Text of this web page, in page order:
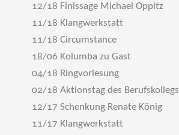
12/18 Finissage Michael Oppitz
11/18 Klangwerkstatt
11/18 Circumstance
18/06 Kolumba zu Gast
04/18 Ringvorlesung
02/18 Aktionstag des Berufskollegs
12/17 Schenkung Renate König
11/17 Klangwerkstatt